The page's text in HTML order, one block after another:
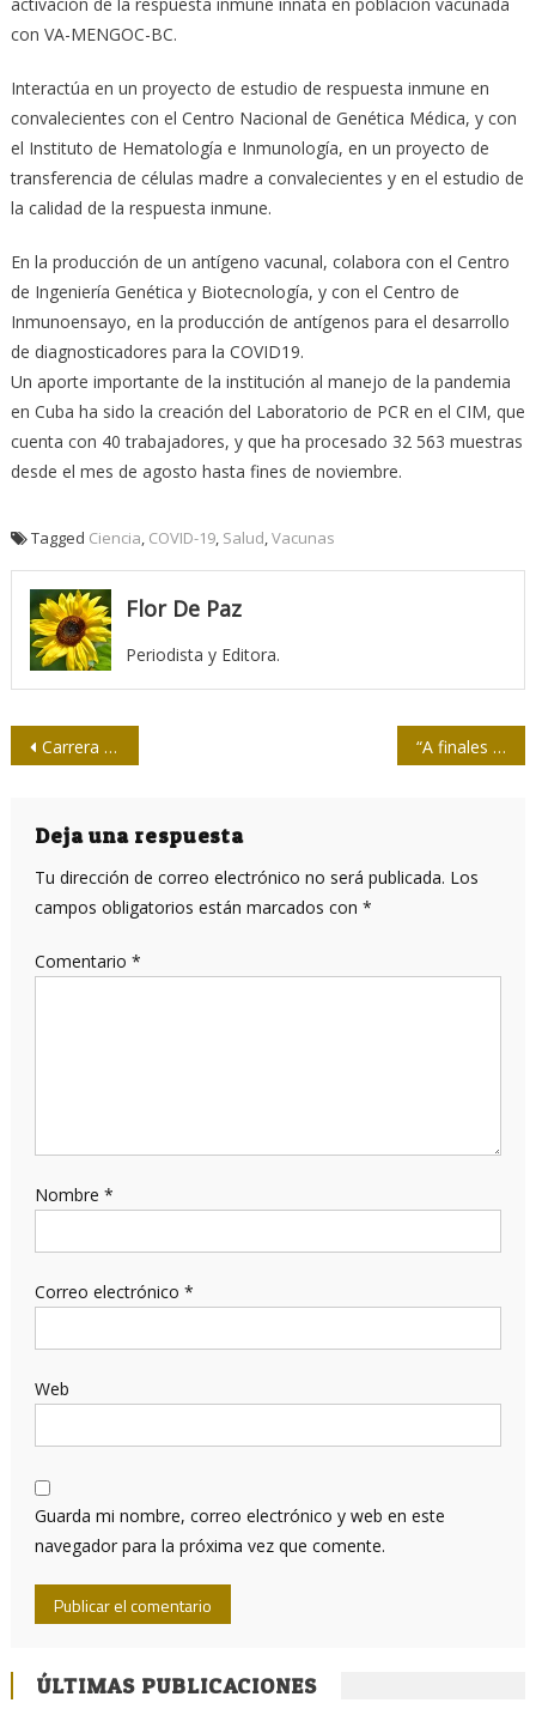
activación de la respuesta inmune innata en población vacunada
con VA-MENGOC-BC.
Interactúa en un proyecto de estudio de respuesta inmune en
convalecientes con el Centro Nacional de Genética Médica, y con
el Instituto de Hematología e Inmunología, en un proyecto de
transferencia de células madre a convalecientes y en el estudio de
la calidad de la respuesta inmune.
En la producción de un antígeno vacunal, colabora con el Centro
de Ingeniería Genética y Biotecnología, y con el Centro de
Inmunoensayo, en la producción de antígenos para el desarrollo
de diagnosticadores para la COVID19.
Un aporte importante de la institución al manejo de la pandemia
en Cuba ha sido la creación del Laboratorio de PCR en el CIM, que
cuenta con 40 trabajadores, y que ha procesado 32 563 muestras
desde el mes de agosto hasta fines de noviembre.
Tagged Ciencia, COVID-19, Salud,Vacunas
Flor De Paz
Periodista y Editora.
Navegación
entradas
Carrera por la vacuna: ¿en la recta final? “A finales del Siglo XXI habrá probablemente nueva diversidad humana, pero esta vez, artificial”
Deja una respuesta
Tu dirección de correo electrónico no será publicada. Los
campos obligatorios están marcados con *
Comentario *
Nombre *
Correo electrónico *
Web
Guarda mi nombre, correo electrónico y web en este
navegador para la próxima vez que comente.
ÚLTIMAS PUBLICACIONES